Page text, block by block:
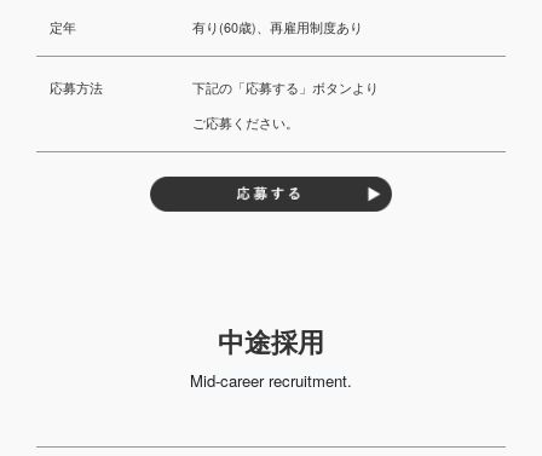
定年
応募方法
有り(60歳)、再雇用制度あり
下記の「応募する」ボタンより
ご応募ください。
中途採用
Mid-career recruitment.